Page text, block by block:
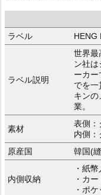
ラベル
HENG
ラベル説明
世界最
ン社
ーカー
でを一
キン
業。
素材
表側：
内側
原産国
韓国(
内側収納
・紙
・カ
・ポ